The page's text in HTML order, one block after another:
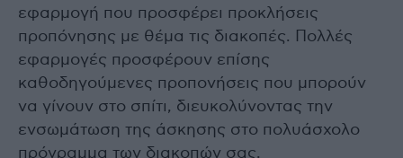
εφαρμογή που προσφέρει προκλήσεις
προπόνησης με θέμα τις διακοπές. Πολλές
εφαρμογές προσφέρουν επίσης
καθοδηγούμενες προπονήσεις που μπορούν
να γίνουν στο σπίτι, διευκολύνοντας την
ενσωμάτωση της άσκησης στο πολυάσχολο
πρόγραμμα των διακοπών σας.